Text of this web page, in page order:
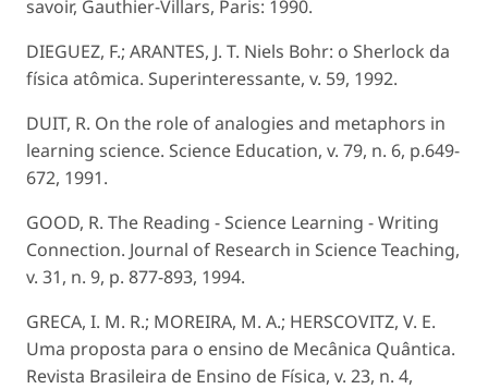
savoir, Gauthier-Villars, Paris: 1990.
DIEGUEZ, F.; ARANTES, J. T. Niels Bohr: o Sherlock da
física atômica. Superinteressante, v. 59, 1992.
DUIT, R. On the role of analogies and metaphors in
learning science. Science Education, v. 79, n. 6, p.649-
672, 1991.
GOOD, R. The Reading - Science Learning - Writing
Connection. Journal of Research in Science Teaching,
v. 31, n. 9, p. 877-893, 1994.
GRECA, I. M. R.; MOREIRA, M. A.; HERSCOVITZ, V. E.
Uma proposta para o ensino de Mecânica Quântica.
Revista Brasileira de Ensino de Física, v. 23, n. 4,